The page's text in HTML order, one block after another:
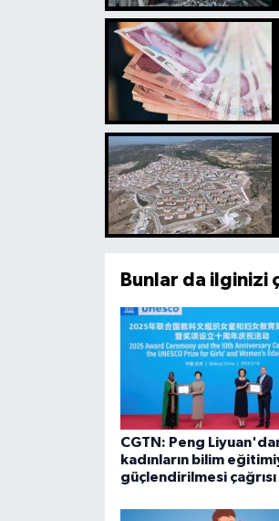
Bunlar da ilginizi
CGTN: Peng
kadınların bilim
güçlendirilmesi çağrısı